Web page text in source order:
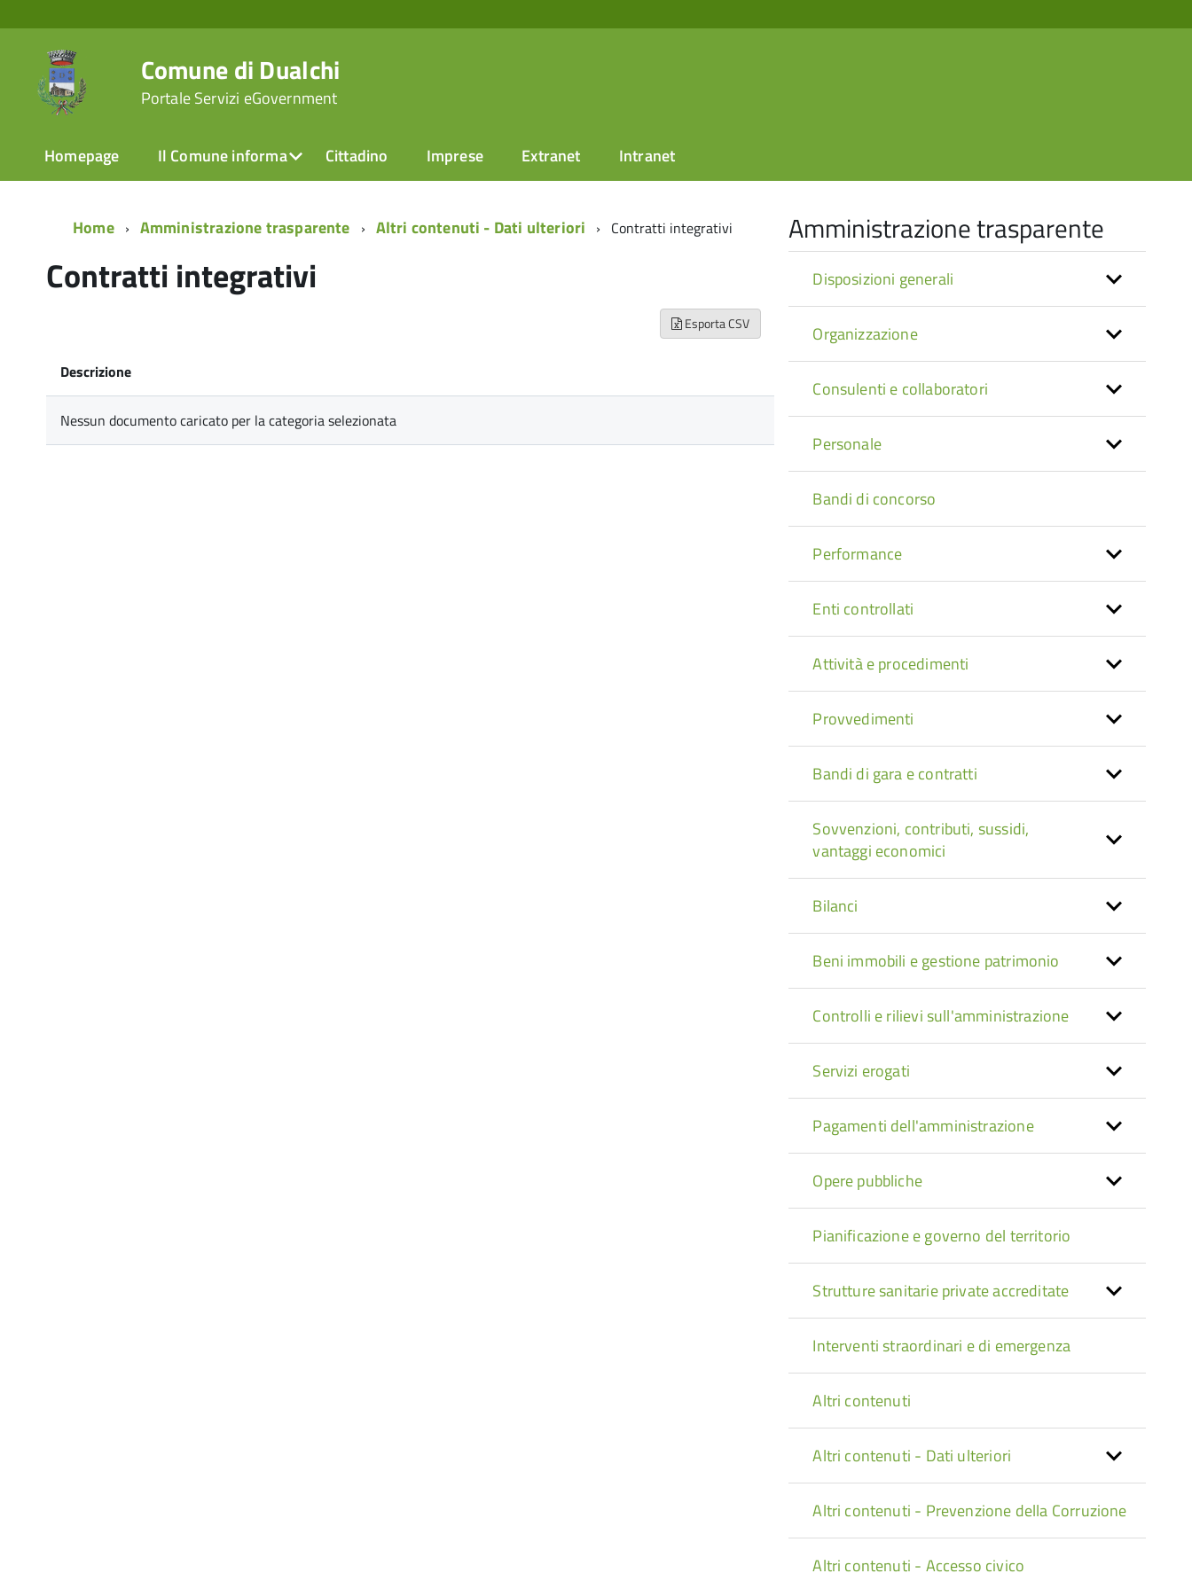
Comune di Dualchi
Portale Servizi eGovernment
Homepage Il Comune informa Cittadino Imprese Extranet Intranet
Home Amministrazione trasparente Altri contenuti - Dati ulteriori Contratti integrativi
Contratti integrativi
Esporta CSV
Descrizione
Nessun documento caricato per la categoria selezionata
Amministrazione trasparente
Disposizioni generali
Organizzazione
Consulenti e collaboratori
Personale
Bandi di concorso
Performance
Enti controllati
Attività e procedimenti
Provvedimenti
Bandi di gara e contratti
Sovvenzioni, contributi, sussidi,
vantaggi economici
Bilanci
Beni immobili e gestione patrimonio
Controlli e rilievi sull'amministrazione
Servizi erogati
Pagamenti dell'amministrazione
Opere pubbliche
Pianificazione e governo del territorio
Strutture sanitarie private accreditate
Interventi straordinari e di emergenza
Altri contenuti
Altri contenuti - Dati ulteriori
Altri contenuti - Prevenzione della Corruzione
Altri contenuti - Accesso civico